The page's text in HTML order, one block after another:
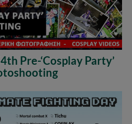
Pre-‘Cosplay Party’